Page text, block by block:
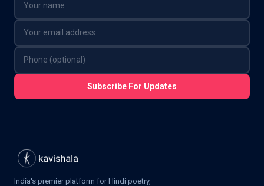
Subscribe For Updates
India's premier platform for Hindi poetry,